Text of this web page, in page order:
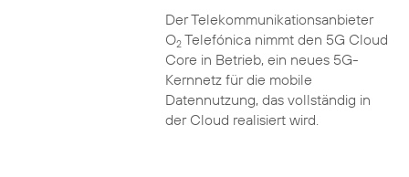
Der Telekommunikationsanbieter
O2Telefónica nimmt den 5G Cloud
Core in Betrieb, ein neues 5G-
Kernnetz für die mobile
Datennutzung, das vollständig in
der Cloud realisiert wird.